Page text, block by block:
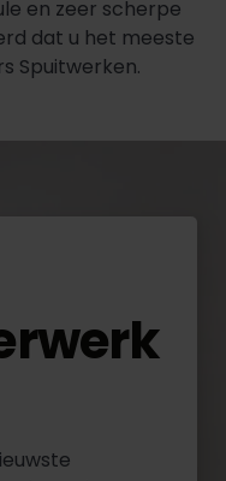
en zeer scherpe
dat u het meeste
Spuitwerken.